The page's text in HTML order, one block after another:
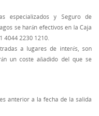
especializados y Seguro de
se harán efectivos en la Caja
4044 2230 1210.
a lugares de interés, son
un coste añadido del que se
anterior a la fecha de la salida